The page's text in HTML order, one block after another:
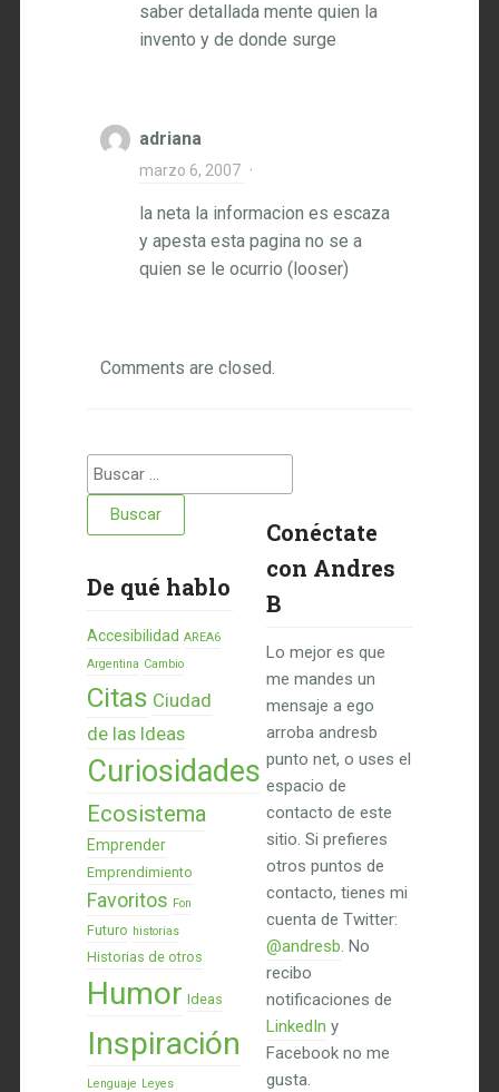
saber detallada mente quien la
invento y de donde surge
adriana
marzo 6, 2007 ·
la neta la informacion es escaza
y apesta esta pagina no se a
quien se le ocurrio (looser)
Comments are closed.
Buscar:
De qué hablo
Accesibilidad AREA6
Argentina Cambio
Citas Ciudad
de las Ideas
Curiosidades
Ecosistema
Emprender
Emprendimiento
Favoritos Fon
Futuro historias
Historias de otros
Humor Ideas
Inspiración
Lenguaje Leyes
Conéctate
con Andres
B
Lo mejor es que
me mandes un
mensaje a ego
arroba andresb
punto net, o uses el
espacio de
contacto de este
sitio. Si prefieres
otros puntos de
contacto, tienes mi
cuenta de Twitter:
@andresb. No
recibo
notificaciones de
LinkedIn y
Facebook no me
gusta.